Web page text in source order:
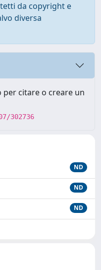
da copyright e
diversa
citare o creare un
302736
ND
ND
ND